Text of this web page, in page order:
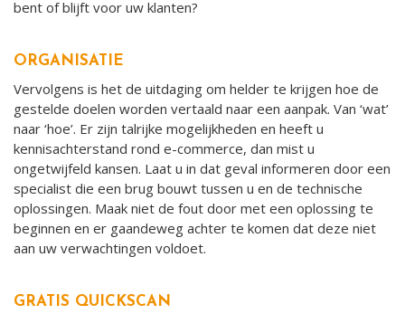
bent of blijft voor uw klanten?
ORGANISATIE
Vervolgens is het de uitdaging om helder te krijgen hoe de
gestelde doelen worden vertaald naar een aanpak. Van ‘wat’
naar ‘hoe’. Er zijn talrijke mogelijkheden en heeft u
kennisachterstand rond e-commerce, dan mist u
ongetwijfeld kansen. Laat u in dat geval informeren door een
specialist die een brug bouwt tussen u en de technische
oplossingen. Maak niet de fout door met een oplossing te
beginnen en er gaandeweg achter te komen dat deze niet
aan uw verwachtingen voldoet.
GRATIS QUICKSCAN